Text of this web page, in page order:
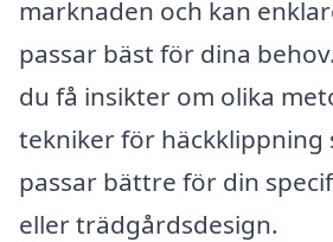
marknaden och kan
passar bäst för dina
du få insikter om olika
tekniker för häckklippning
passar bättre för din
eller trädgårdsdesign.